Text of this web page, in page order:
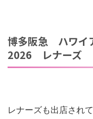
博多阪急 ハワイ
2026 レナーズ
レナーズも出店され